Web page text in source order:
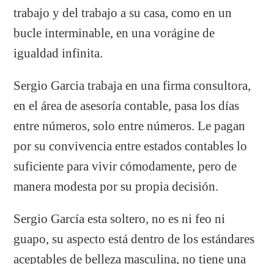
trabajo y del trabajo a su casa, como en un
bucle interminable, en una vorágine de
igualdad infinita.
Sergio Garcia trabaja en una firma consultora,
en el área de asesoría contable, pasa los días
entre números, solo entre números. Le pagan
por su convivencia entre estados contables lo
suficiente para vivir cómodamente, pero de
manera modesta por su propia decisión.
Sergio García esta soltero, no es ni feo ni
guapo, su aspecto está dentro de los estándares
aceptables de belleza masculina, no tiene una